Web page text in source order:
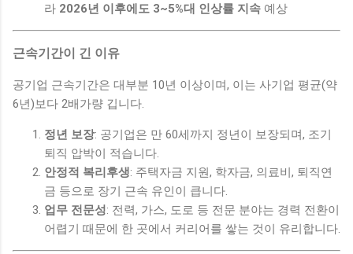
라 2026년 이후에도 3~5%대 인상률 지속 예상
근속기간이 긴 이유
공기업 근속기간은 대부분 10년 이상이며, 이는 사기업 평균(약
6년)보다 2배가량 깁니다.
정년 보장: 공기업은 만 60세까지 정년이 보장되며, 조기
퇴직 압박이 적습니다.
안정적 복리후생: 주택자금 지원, 학자금, 의료비, 퇴직연
금 등으로 장기 근속 유인이 큽니다.
업무 전문성: 전력, 가스, 도로 등 전문 분야는 경력 전환이
어렵기 때문에 한 곳에서 커리어를 쌓는 것이 유리합니다.